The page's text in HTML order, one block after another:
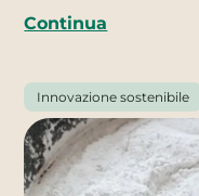
Continua
Innovazione sostenibile